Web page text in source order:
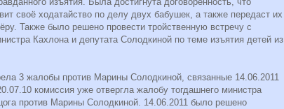
своё ходатайство по делу двух бабушек, а также передаст их
Также было решено провести тройственную встречу с
Кахлона и депутата Солодкиной по теме изъятия детей из
3 жалобы против Марины Солодкиной, связанные
комиссия уже отвергла жалобу тогдашнего министра
против Марины Солодкиной. 14.06.2011 было решено